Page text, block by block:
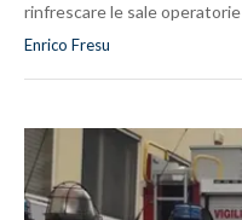
rinfrescare le sale operatorie
Enrico Fresu